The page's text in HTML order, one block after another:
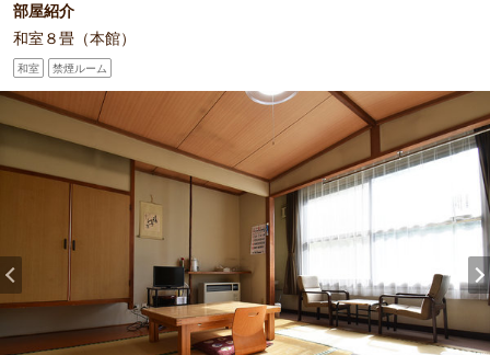
部屋紹介
和室８畳（本館）
和室 禁煙ルーム